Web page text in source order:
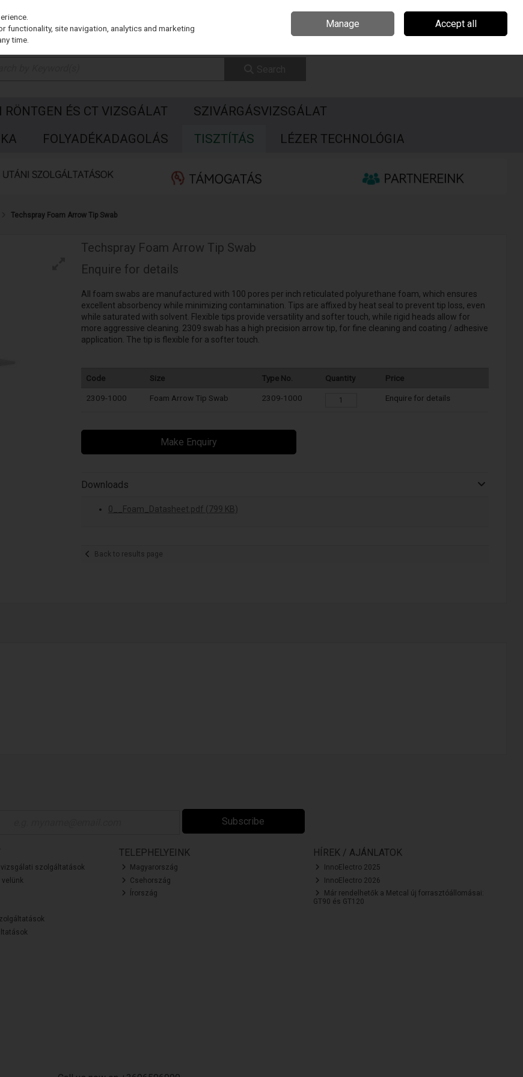
Sign in Join
RÖNTGEN ÉS CT VIZSGÁLAT
SZIVÁRGÁSVIZSGÁLAT
FOLYADÉKADAGOLÁS TISZTÍTÁS LÉZER TECHNOLÓGIA
Techspray Foam Arrow Tip Swab
Techspray Foam Arrow Tip Swab
Enquire for details
All foam swabs are manufactured with 100 pores per inch reticulated polyurethane foam, which ensures
excellent absorbency while minimizing contamination. Tips are affixed by heat seal to prevent tip loss, even
while saturated with solvent. Flexible tips provide versatility and softer touch, while rigid heads allow for
more aggressive cleaning. 2309 swab has a high precision arrow tip, for fine cleaning and coating / adhesive
application. The tip is flexible for a softer touch.
Code Size Type No. Quantity Price
2309-1000 Foam Arrow Tip Swab 2309-1000 Enquire for details
Make Enquiry
Downloads
0__Foam_Datasheet.pdf (799 KB)
Back to results page
Subscribe
vizsgálati szolgáltatások
velünk
TELEPHELYEINK
Magyarország
Csehország
Írország
HÍREK / AJÁNLATOK
InnoElectro 2025
InnoElectro 2026
Már rendelhetők a Metcal új forrasztóállomásai:
GT90 és GT120
functionality, site navigation, analytics and marketing
time.
Manage Accept all